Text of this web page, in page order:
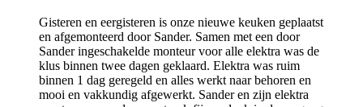
Gisteren en eergisteren is onze nieuwe keuken geplaatst
en afgemonteerd door Sander. Samen met een door
Sander ingeschakelde monteur voor alle elektra was de
klus binnen twee dagen geklaard. Elektra was ruim
binnen 1 dag geregeld en alles werkt naar behoren en
mooi en vakkundig afgewerkt. Sander en zijn elektra